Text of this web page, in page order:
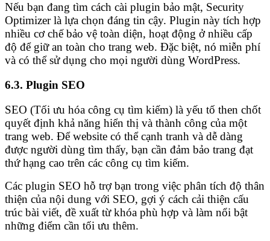
Nếu bạn đang tìm cách cài plugin bảo mật, Security
Optimizer là lựa chọn đáng tin cậy. Plugin này tích hợp
nhiều cơ chế bảo vệ toàn diện, hoạt động ở nhiều cấp
độ để giữ an toàn cho trang web. Đặc biệt, nó miễn phí
và có thể sử dụng cho mọi người dùng WordPress.
6.3. Plugin SEO
SEO (Tối ưu hóa công cụ tìm kiếm) là yếu tố then chốt
quyết định khả năng hiển thị và thành công của một
trang web. Để website có thể cạnh tranh và dễ dàng
được người dùng tìm thấy, bạn cần đảm bảo trang đạt
thứ hạng cao trên các công cụ tìm kiếm.
Các plugin SEO hỗ trợ bạn trong việc phân tích độ thân
thiện của nội dung với SEO, gợi ý cách cải thiện cấu
trúc bài viết, đề xuất từ khóa phù hợp và làm nổi bật
những điểm cần tối ưu thêm.